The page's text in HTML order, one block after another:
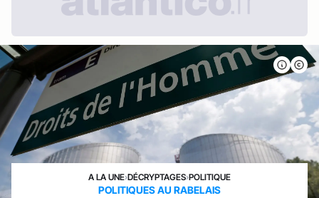
A LA UNE›DÉCRYPTAGES›POLITIQUE
POLITIQUES AU RABELAIS